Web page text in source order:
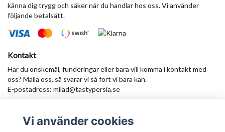
känna dig trygg och säker när du handlar hos oss. Vi använder
följande betalsätt.
Kontakt
Har du önskemål, funderingar eller bara vill komma i kontakt med
oss? Maila oss, så svarar vi så fort vi bara kan.
E-postadress: milad@tastypersia.se
Anmäl dig till vårt nyhetsbrev
Vi använder cookies